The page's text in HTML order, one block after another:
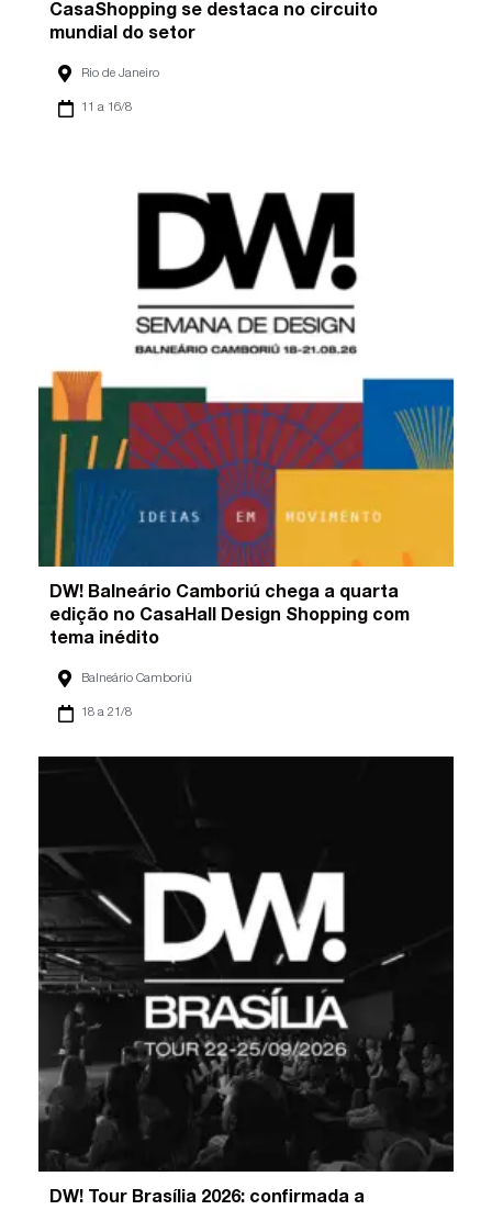
CasaShopping se destaca no circuito
mundial do setor
Rio de Janeiro
11 a 16/8
DW! Balneário Camboriú chega a quarta
edição no CasaHall Design Shopping com
tema inédito
Balneário Camboriú
18 a 21/8
DW! Tour Brasília 2026: confirmada a